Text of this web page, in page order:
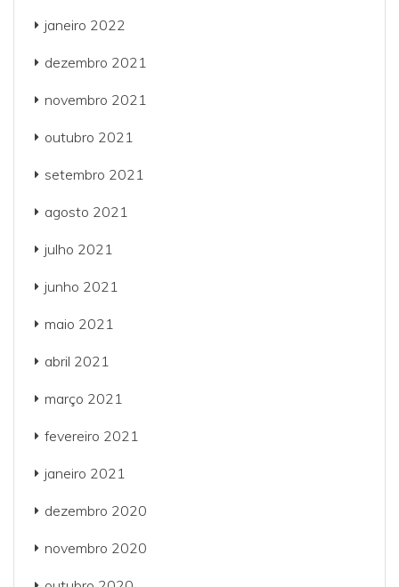
janeiro 2022
dezembro 2021
novembro 2021
outubro 2021
setembro 2021
agosto 2021
julho 2021
junho 2021
maio 2021
abril 2021
março 2021
fevereiro 2021
janeiro 2021
dezembro 2020
novembro 2020